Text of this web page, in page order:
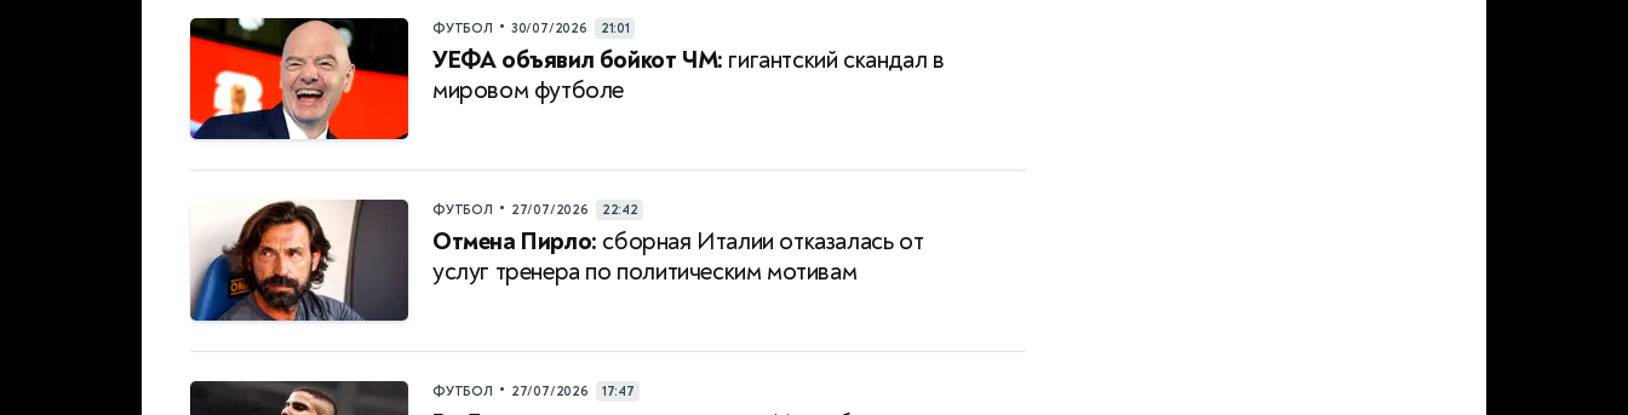
ФУТБОЛ • 30/07/2026 21:01
УЕФА объявил бойкот ЧМ: гигантский скандал в
мировом футболе
ФУТБОЛ • 27/07/2026 22:42
Отмена Пирло: сборная Италии отказалась от
услуг тренера по политическим мотивам
ФУТБОЛ • 27/07/2026 17:47